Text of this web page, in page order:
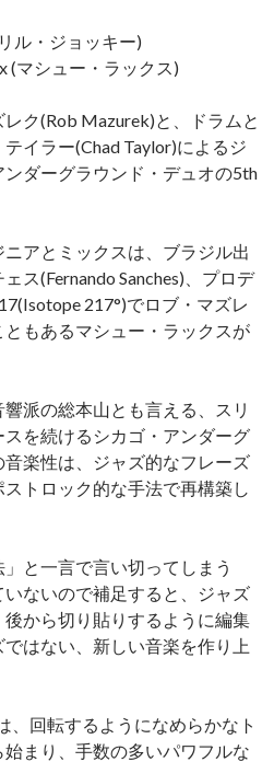
ル・ジョッキー)
(マシュー・ラックス)
ク(Rob Mazurek)と、ドラムと
イラー(Chad Taylor)によるジ
ダーグラウンド・デュオの5th
アとミックスは、ブラジル出
ス(Fernando Sanches)、プロデ
217°)でロブ・マズレ
もあるマシュー・ラックスが
派の総本山とも言える、スリ
を続けるシカゴ・アンダーグ
楽性は、ジャズ的なフレーズ
トロック的な手法で再構築し
と一言で言い切ってしまう
ないので補足すると、ジャズ
から切り貼りするように編集
はない、新しい音楽を作り上
、回転するようになめらかなト
まり、手数の多いパワフルな